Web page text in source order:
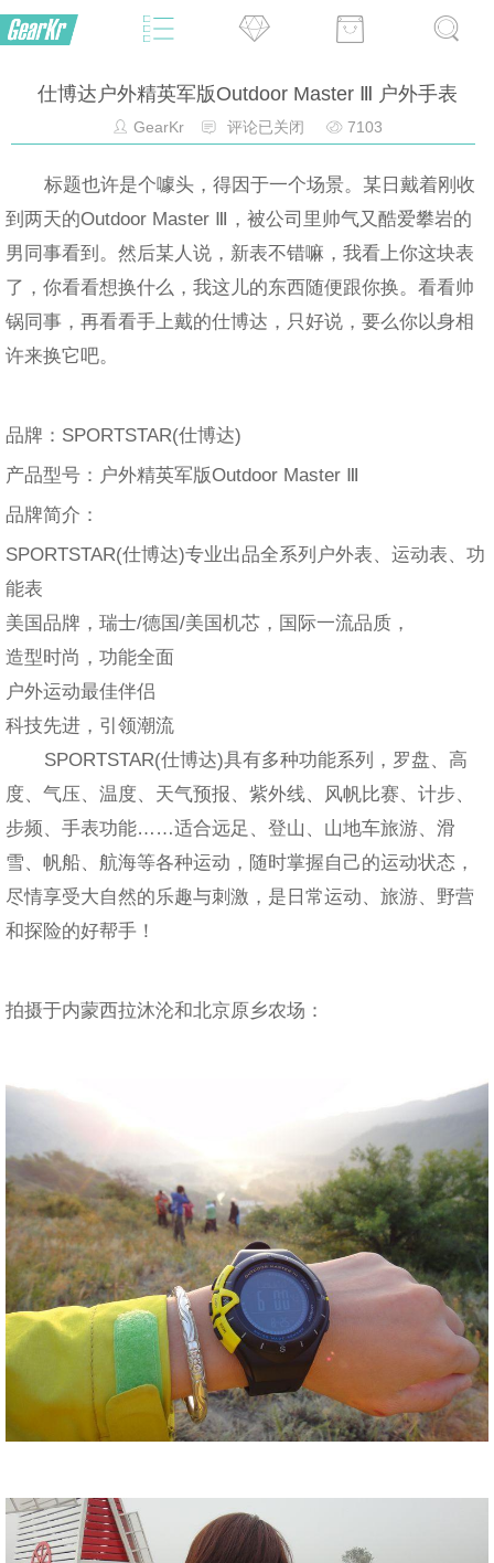
仕博达户外精英军版Outdoor Master Ⅲ 户外手表
GearKr 评论已关闭 7103
标题也许是个噱头，得因于一个场景。某日戴着刚收
到两天的Outdoor Master Ⅲ，被公司里帅气又酷爱攀岩的
男同事看到。然后某人说，新表不错嘛，我看上你这块表
了，你看看想换什么，我这儿的东西随便跟你换。看看帅
锅同事，再看看手上戴的仕博达，只好说，要么你以身相
许来换它吧。
品牌：SPORTSTAR(仕博达)
产品型号：户外精英军版Outdoor Master Ⅲ
品牌简介：
SPORTSTAR(仕博达)专业出品全系列户外表、运动表、功
能表
美国品牌，瑞士/德国/美国机芯，国际一流品质，
造型时尚，功能全面
户外运动最佳伴侣
科技先进，引领潮流
SPORTSTAR(仕博达)具有多种功能系列，罗盘、高
度、气压、温度、天气预报、紫外线、风帆比赛、计步、
步频、手表功能……适合远足、登山、山地车旅游、滑
雪、帆船、航海等各种运动，随时掌握自己的运动状态，
尽情享受大自然的乐趣与刺激，是日常运动、旅游、野营
和探险的好帮手！
拍摄于内蒙西拉沐沦和北京原乡农场：